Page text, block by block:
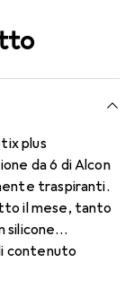
plus
da 6 di Alcon
traspiranti.
il mese, tanto
silicone
contenuto
tecnologia